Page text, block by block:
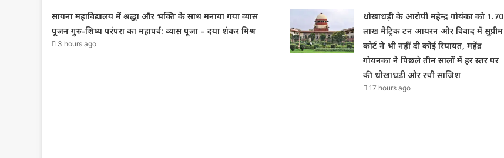
सायना महाविद्यालय में श्रद्धा और भक्ति के साथ मनाया गया व्यास
पूजन गुरु-शिष्य परंपरा का महापर्व: व्यास पूजा – दया शंकर मिश्र
3 hours ago
धोखाधड़ी के आरोपी महेन्द्र गोयंका को 1.70
लाख मैट्रिक टन आयरन ओर विवाद में सुप्रीम
कोर्ट ने भी नहीं दी कोई रियायत, महेंद्र
गोयनका ने पिछले तीन सालों में हर स्तर पर
की धोखाधड़ी और रची साजिश
17 hours ago